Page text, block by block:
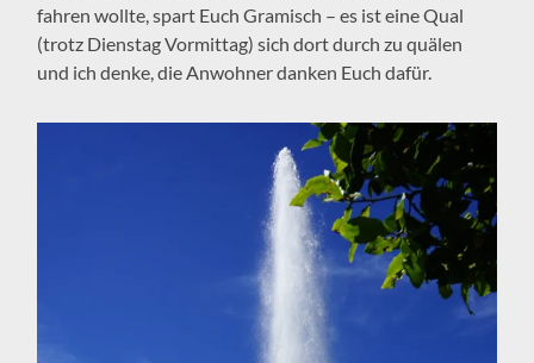
fahren wollte, spart Euch Gramisch – es ist eine Qual
(trotz Dienstag Vormittag) sich dort durch zu quälen
und ich denke, die Anwohner danken Euch dafür.